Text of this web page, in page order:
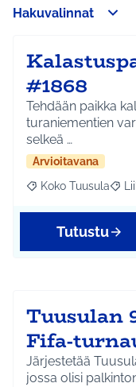
Hakuvalinnat
#1868
Tehdään paikka
turaniementien varteen. Kalastajille
selkeä …
Arvioitavana
Rajaa tulokset
Koko Tuusula
Tutustu
Tuusulan
Fifa-
Järjestetää
jossa olisi